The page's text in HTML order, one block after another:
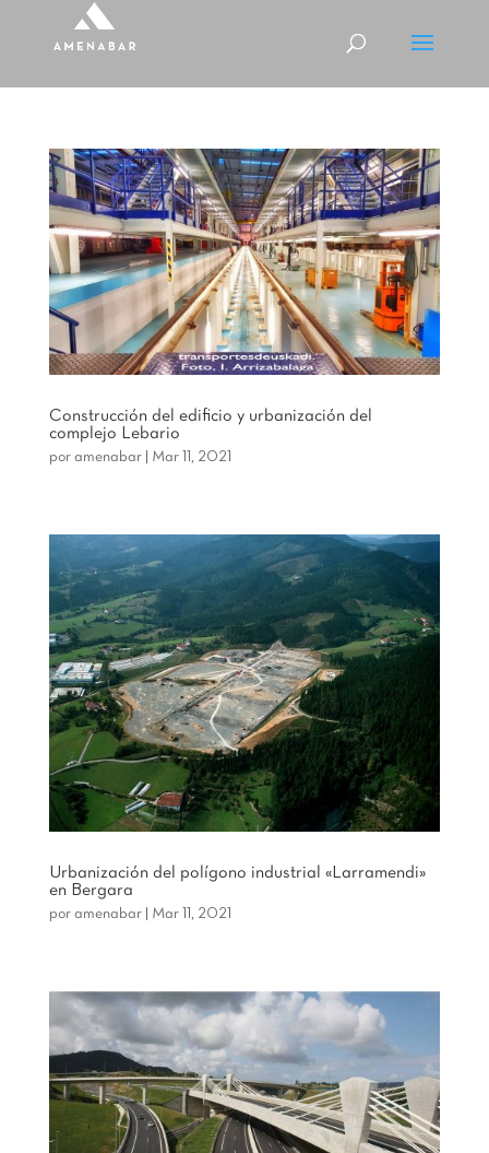
Construcción del edificio y urbanización del
complejo Lebario
por amenabar| Mar 11, 2021
Urbanización del polígono industrial «Larramendi»
en Bergara
por amenabar| Mar 11, 2021